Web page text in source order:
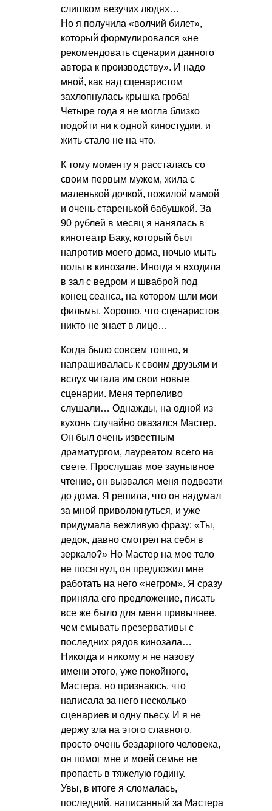
слишком везучих людях…
Но я получила «волчий билет»,
который формулировался «не
рекомендовать сценарии данного
автора к производству». И надо
мной, как над сценаристом
захлопнулась крышка гроба!
Четыре года я не могла близко
подойти ни к одной киностудии, и
жить стало не на что.
К тому моменту я рассталась со
своим первым мужем, жила с
маленькой дочкой, пожилой мамой
и очень старенькой бабушкой. За
90 рублей в месяц я нанялась в
кинотеатр Баку, который был
напротив моего дома, ночью мыть
полы в кинозале. Иногда я входила
в зал с ведром и шваброй под
конец сеанса, на котором шли мои
фильмы. Хорошо, что сценаристов
никто не знает в лицо…
Когда было совсем тошно, я
напрашивалась к своим друзьям и
вслух читала им свои новые
сценарии. Меня терпеливо
слушали… Однажды, на одной из
кухонь случайно оказался Мастер.
Он был очень известным
драматургом, лауреатом всего на
свете. Прослушав мое заунывное
чтение, он вызвался меня подвезти
до дома. Я решила, что он надумал
за мной приволокнуться, и уже
придумала вежливую фразу: «Ты,
дедок, давно смотрел на себя в
зеркало?» Но Мастер на мое тело
не посягнул, он предложил мне
работать на него «негром». Я сразу
приняла его предложение, писать
все же было для меня привычнее,
чем смывать презервативы с
последних рядов кинозала…
Никогда и никому я не назову
имени этого, уже покойного,
Мастера, но признаюсь, что
написала за него несколько
сценариев и одну пьесу. И я не
держу зла на этого славного,
просто очень бездарного человека,
он помог мне и моей семье не
пропасть в тяжелую годину.
Увы, в итоге я сломалась,
последний, написанный за Мастера